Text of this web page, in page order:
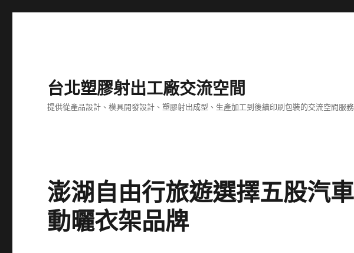
台北塑膠射出工廠交流空間
提供從產品設計、模具開發設計、塑膠射出成型、生產加工到後續印刷包裝的交流空間服
澎湖自由行旅遊選擇五股汽
動曬衣架品牌